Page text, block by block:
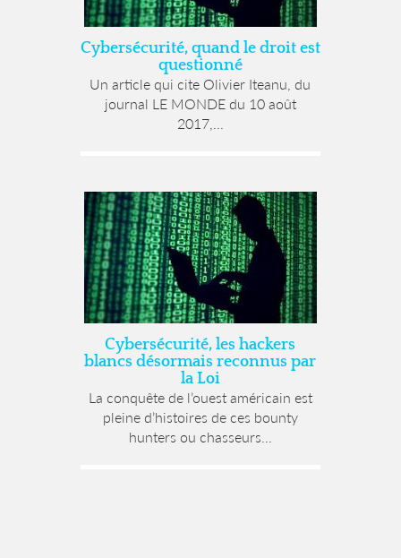
Cybersécurité, quand le droit est
questionné
Un article qui cite Olivier Iteanu, du
journal LE MONDE du 10 août
2017,...
Cybersécurité, les hackers
blancs désormais reconnus par
la Loi
La conquête de l’ouest américain est
pleine d’histoires de ces bounty
hunters ou chasseurs...